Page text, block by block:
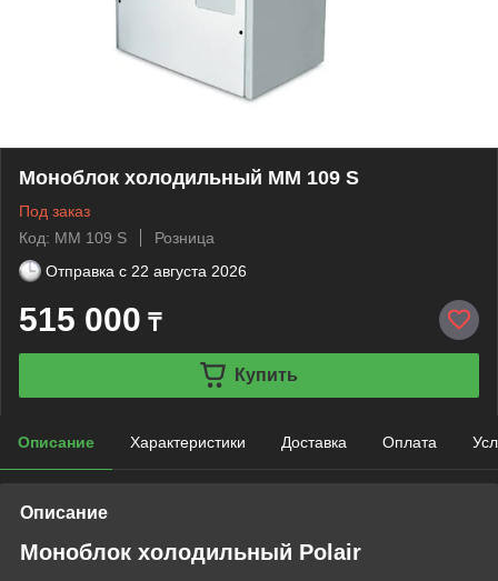
Моноблок холодильный МM 109 S
Под заказ
Код: МM 109 S
Розница
Отправка с 22 августа 2026
515 000 ₸
Купить
Описание Характеристики Доставка Оплата
Описание
Моноблок холодильный Polair